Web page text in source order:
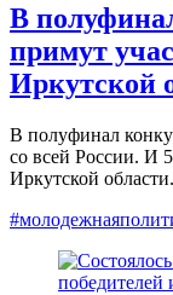
В
примут
Иркутской
В полуфинал
со всей России. И
Иркутской области.